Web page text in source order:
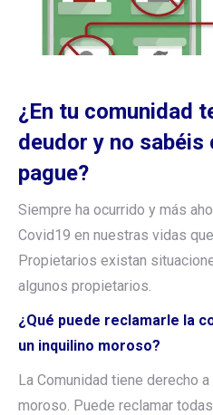
¿En tu comunidad
deudor y no
pague?
Siempre ha ocurrido y más
Covid19 en nuestras vidas
Propietarios existan
algunos propietarios.
¿Qué puede reclamarle la
un inquilino moroso?
La Comunidad tiene derecho
moroso. Puede reclamar